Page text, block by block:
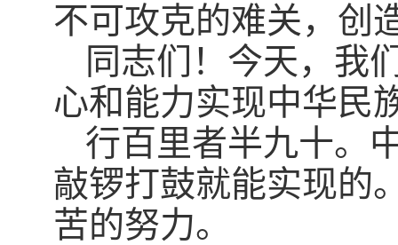
不可攻克的难关，创
同志们！今天，我
心和能力实现中华民
行百里者半九十。
敲锣打鼓就能实现的
苦的努力。